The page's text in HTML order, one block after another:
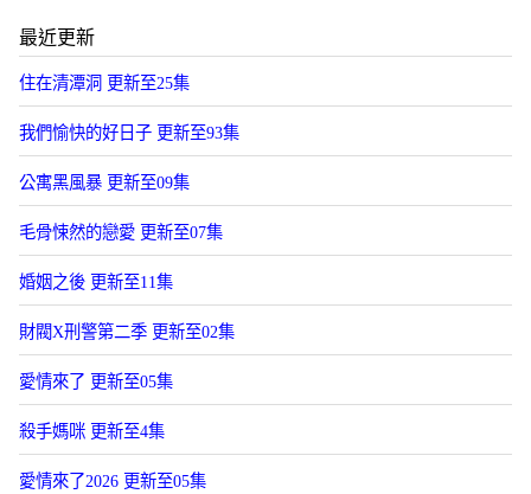
最近更新
住在清潭洞 更新至25集
我們愉快的好日子 更新至93集
公寓黑風暴 更新至09集
毛骨悚然的戀愛 更新至07集
婚姻之後 更新至11集
財閥X刑警第二季 更新至02集
愛情來了 更新至05集
殺手媽咪 更新至4集
愛情來了2026 更新至05集